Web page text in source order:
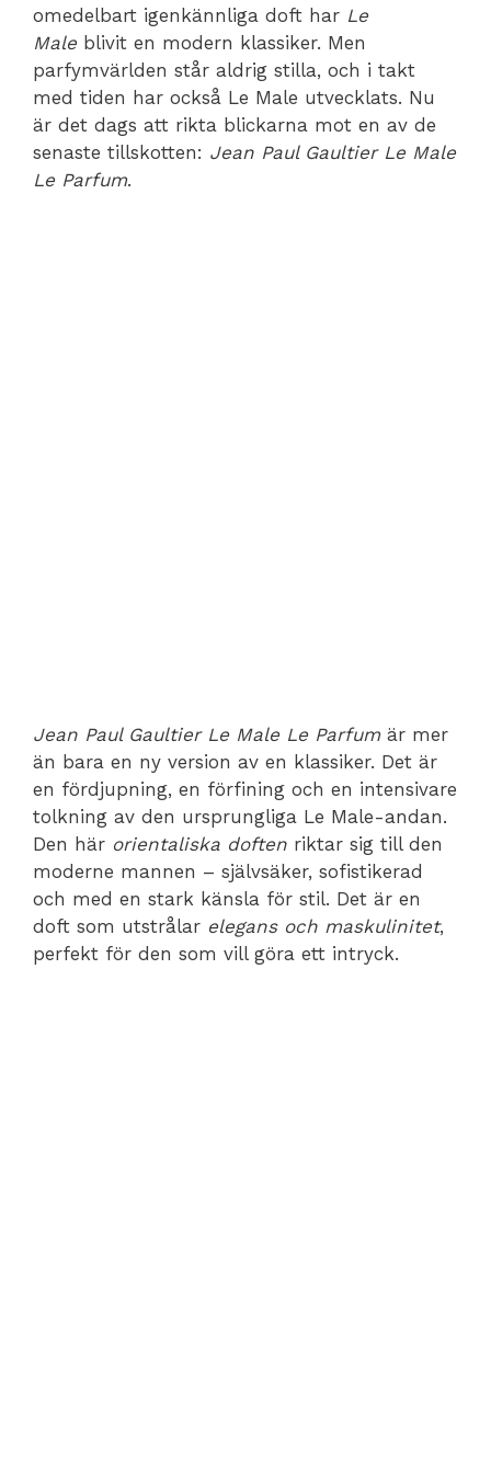
omedelbart igenkännliga doft har Le
Male blivit en modern klassiker. Men
parfymvärlden står aldrig stilla, och i takt
med tiden har också Le Male utvecklats. Nu
är det dags att rikta blickarna mot en av de
senaste tillskotten: Jean Paul Gaultier Le Male
Le Parfum.
Jean Paul Gaultier Le Male Le Parfumär mer
än bara en ny version av en klassiker. Det är
en fördjupning, en förfining och en intensivare
tolkning av den ursprungliga Le Male-andan.
Den här orientaliska doften riktar sig till den
moderne mannen – självsäker, sofistikerad
och med en stark känsla för stil. Det är en
doft som utstrålar elegans och maskulinitet,
perfekt för den som vill göra ett intryck.